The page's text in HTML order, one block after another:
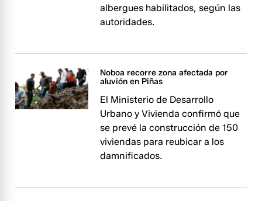
albergues habilitados, según las
autoridades.
Noboa recorre zona afectada por
aluvión en Piñas
El Ministerio de Desarrollo
Urbano y Vivienda confirmó que
se prevé la construcción de 150
viviendas para reubicar a los
damnificados.